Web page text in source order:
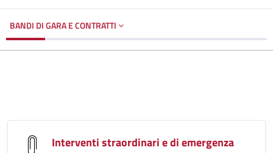
BANDI DI GARA E CONTRATTI
Interventi straordinari e di emergenza